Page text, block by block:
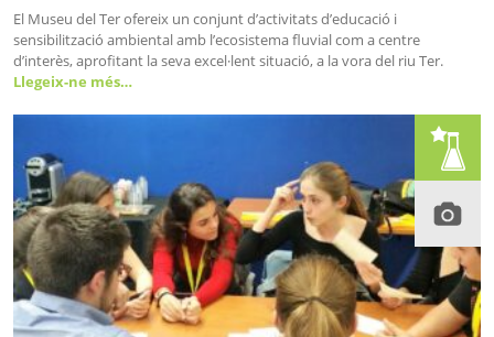
El Museu del Ter ofereix un conjunt d’activitats d’educació i
sensibilització ambiental amb l’ecosistema fluvial com a centre
d’interès, aprofitant la seva excel·lent situació, a la vora del riu Ter.
Llegeix-ne més…